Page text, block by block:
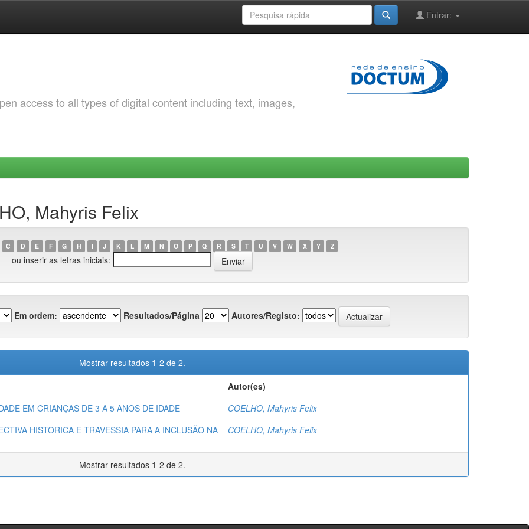
Entrar:
access to all types of digital content including text, images,
Mahyris Felix
C D E F G H I J K L M N O P Q R S T U V W X Y Z
ou inserir as letras iniciais:
Em ordem: Resultados/Página Autores/Registo:
Mostrar resultados 1-2 de 2.
Autor(es)
EM CRIANÇAS DE 3 A 5 ANOS DE IDADE
COELHO, Mahyris Felix
HISTORICA E TRAVESSIA PARA A INCLUSÃO NA
COELHO, Mahyris Felix
Mostrar resultados 1-2 de 2.